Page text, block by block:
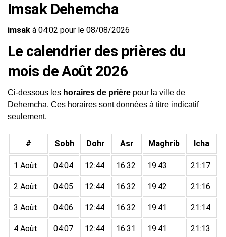
Imsak Dehemcha
imsak à 04:02 pour le 08/08/2026
Le calendrier des prières du
mois de Août 2026
Ci-dessous les horaires de prière pour la ville de
Dehemcha. Ces horaires sont données à titre indicatif
seulement.
# Sobh Dohr Asr Maghrib Icha
1 Août 04:04 12:44 16:32 19:43 21:17
2 Août 04:05 12:44 16:32 19:42 21:16
3 Août 04:06 12:44 16:32 19:41 21:14
4 Août 04:07 12:44 16:31 19:41 21:13